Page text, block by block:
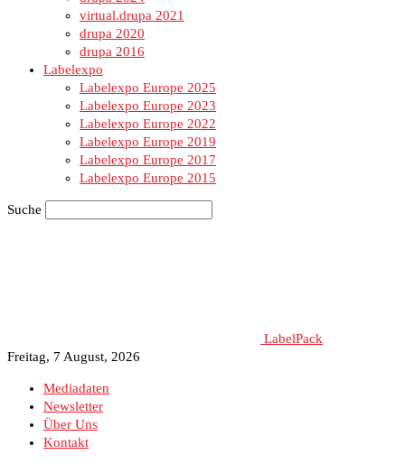
virtual.drupa 2021
drupa 2020
drupa 2016
Labelexpo
Labelexpo Europe 2025
Labelexpo Europe 2023
Labelexpo Europe 2022
Labelexpo Europe 2019
Labelexpo Europe 2017
Labelexpo Europe 2015
Suche
LabelPack
Freitag, 7 August, 2026
Mediadaten
Newsletter
Über Uns
Kontakt